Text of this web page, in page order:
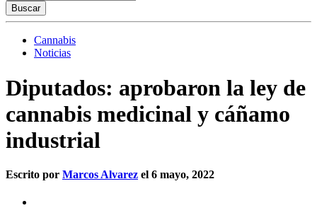
Cannabis
Noticias
Diputados: aprobaron la ley de
cannabis medicinal y cáñamo
industrial
Escrito por Marcos Alvarez el 6 mayo, 2022